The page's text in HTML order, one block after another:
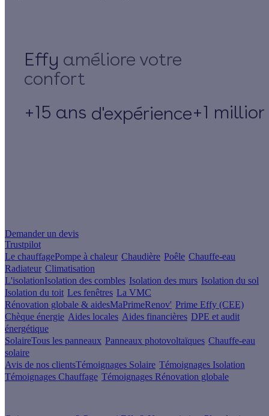
Effy
+15 ans d'expérience+1
Demander un devis
Trustpilot
Le chauffagePompe à chaleur Chaudière Poêle Chauffe-eau
Radiateur Climatisation
L'isolationIsolation des combles Isolation des murs Isolation du sol
Isolation du toit Les fenêtres La VMC
Rénovation globale & aidesMaPrimeRenov' Prime Effy (CEE)
Chèque énergie Aides locales Aides financières DPE et audit
énergétique
SolaireTous les panneaux Panneaux photovoltaïques Chauffe-eau
solaire
Avis de nos clientsTémoignages Solaire Témoignages Isolation
Témoignages Chauffage Témoignages Rénovation globale